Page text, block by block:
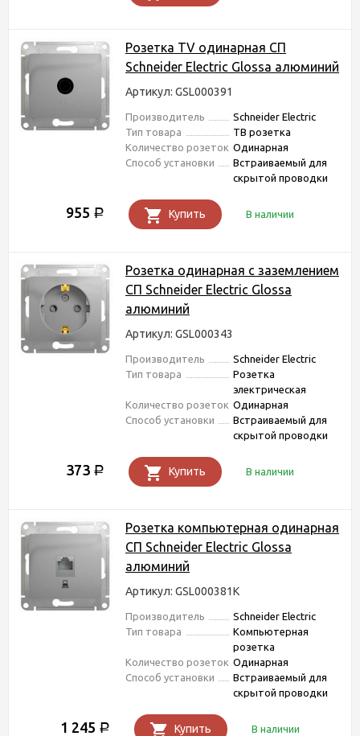
Розетка TV одинарная СП
Schneider Electric Glossa алюминий
Артикул: GSL000391
Производитель
Schneider Electric
Тип товара
ТВ розетка
Количество розеток Одинарная
Способ установки
Встраиваемый для
скрытой проводки
955 Р Купить В наличии
Розетка одинарная с заземлением
СП Schneider Electric Glossa
алюминий
Артикул: GSL000343
Производитель
Schneider Electric
Тип товара
Розетка
электрическая
Количество розеток Одинарная
Способ установки
Встраиваемый для
скрытой проводки
373 Р Купить В наличии
Розетка компьютерная одинарная
СП Schneider Electric Glossa
алюминий
Артикул: GSL000381K
Производитель
Schneider Electric
Тип товара
Компьютерная
розетка
Количество розеток Одинарная
Способ установки
Встраиваемый для
скрытой проводки
1 245 Р Купить В наличии